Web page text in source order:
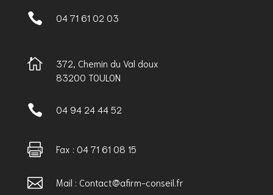
 04 71 61 02 03

372, Chemin du Val doux
83200 TOULON
 04 94 24 44 52
 Fax : 04 71 61 08 15
 Mail : Contact@afirm-conseil.fr